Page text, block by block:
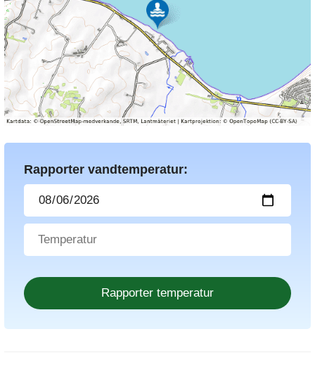
Rapporter vandtemperatur: